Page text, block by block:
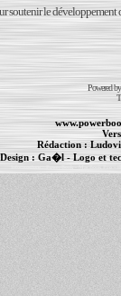
soutenir le développement
Powered
Rédaction :
Design : Ga�l- Logo et